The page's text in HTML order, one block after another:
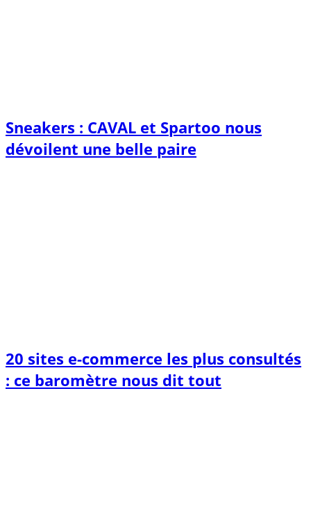
Sneakers : CAVAL et Spartoo nous
dévoilent une belle paire
20 sites e-commerce les plus consultés
: ce baromètre nous dit tout